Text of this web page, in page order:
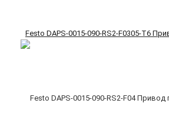
Festo DAPS-0015-090-RS2-F0305-T6